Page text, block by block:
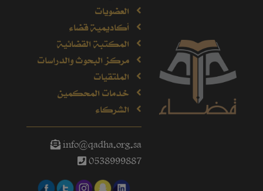
العضويات
أكاديمية قضاء
المكتبة القضائية
مركز البحوث والدراسات
الملتقيات
خدمات المحكمين
الشركاء
info@qadha.org.sa
0538999887